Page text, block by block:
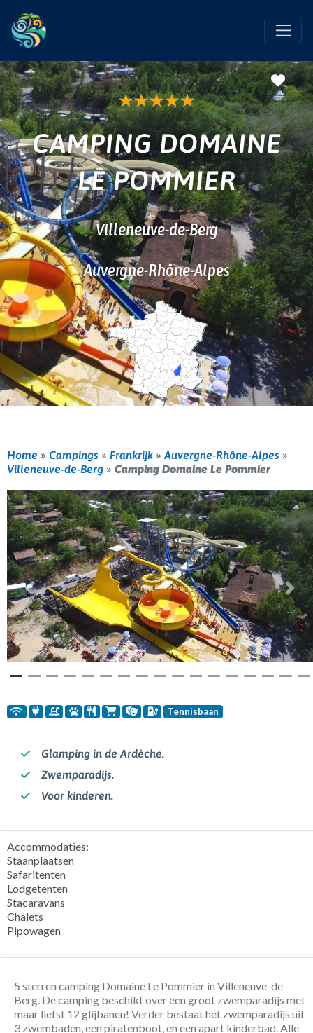
★★★★★
CAMPING DOMAINE
LE POMMIER
Villeneuve-de-Berg
Auvergne-Rhône-Alpes
Home » Campings » Frankrijk » Auvergne-Rhône-Alpes »
Villeneuve-de-Berg » Camping Domaine Le Pommier
Vorige
Tennisbaan
Glamping in de Ardèche.
Zwemparadijs.
Voor kinderen.
Accommodaties:
Staanplaatsen
Safaritenten
Lodgetenten
Stacaravans
Chalets
Pipowagen
5 sterren camping Domaine Le Pommier in Villeneuve-de-
Berg. De camping beschikt over een groot zwemparadijs met
maar liefst 12 glijbanen! Verder bestaat het zwemparadijs uit
3 zwembaden, een piratenboot, en een apart kinderbad. Alle